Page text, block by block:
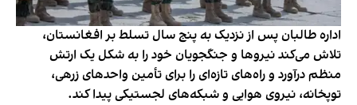
اداره طالبان پس از نزدیک به پنج سال تسلط بر افغانستان،
تلاش می‌کند نیروها و جنگجویان خود را به شکل یک ارتش
منظم درآورد و راه‌های تازه‌ای را برای تأمین واحدهای زرهی،
توپخانه، نیروی هوایی و شبکه‌های لجستیکی پیدا کند.